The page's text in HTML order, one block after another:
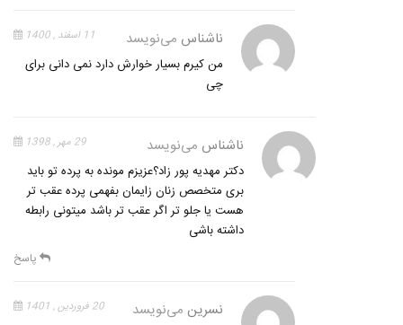
ناشناس می‌نویسد 11 اسفند , 1400
من کیرم بسیار خوارش دارد نمی دانی برای
چی
ناشناس می‌نویسد 29 مهر , 1398
دکتر مهدیه پور زاد؟عزیزم مونده به پرده تو باید
بری متخصص زنان زایمان بفهمی پرده عقب تر
هست یا جلو تر اگر عقب تر باشد میتونی رابطه
داشته باشی
پاسخ
نسرین می‌نویسد 20 فروردین , 1401